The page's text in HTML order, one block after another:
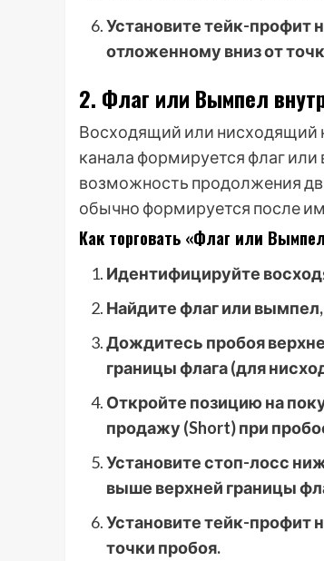
Установите тейк-профит
отложенному вниз от
2. Флаг или Вымпел
Восходящий или нисходящий
канала формируется флаг
возможность продолжения
обычно формируется после
Как торговать «Флаг или
Идентифицируйте
Найдите флаг или
Дождитесь пробоя
границы флага (для
Откройте позицию на
продажу (Short) при
Установите стоп-лосс
выше верхней границы
Установите тейк-профит
точки пробоя.